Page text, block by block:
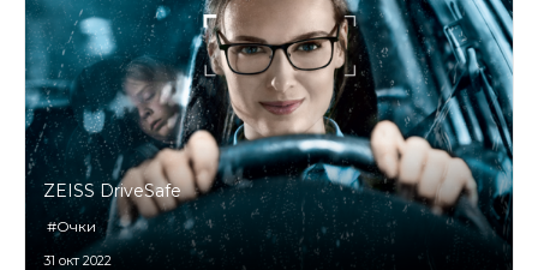
ZEISS DriveSafe
#Очки
31 окт 2022